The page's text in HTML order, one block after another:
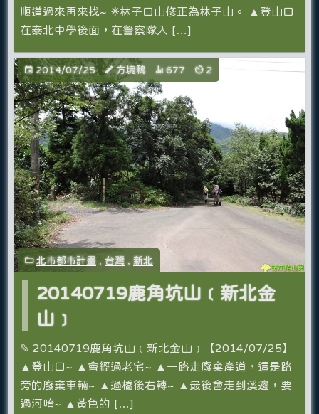
順道過來再來找~ ※林子口山修正為林子山。 ▲登山口
在泰北中學後面，在警察隊入 […]
2014/07/25 方塊鴨 677 2
北市都市計畫 ,台灣 , 新北
20140719鹿角坑山﹝新北金
山﹞
✎ 20140719鹿角坑山﹝新北金山﹞【2014/07/25】
▲登山口~ ▲會經過老宅~ ▲一路走廢棄產道，這是路
旁的廢棄車輛~ ▲過橋後右轉~ ▲最後會走到溪邊，要
過河唷~ ▲黃色的 […]